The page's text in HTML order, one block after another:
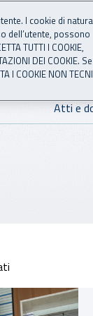
Atti e
I cookie di natura
dell’utente, possono
TUTTI I COOKIE,
DEI COOKIE. Se
COOKIE NON